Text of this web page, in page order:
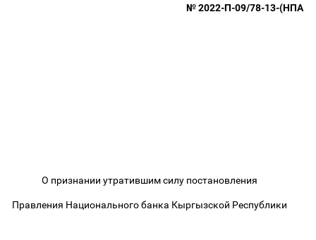
№ 2022-П-09/78-13-(НПА
О признании утратившим силу постановления
Правления Национального банка Кыргызской Республики